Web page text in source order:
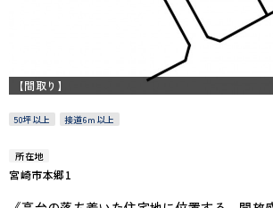
【間取り】
50坪以上 接道6ｍ以上
所在地
宮崎市本郷1